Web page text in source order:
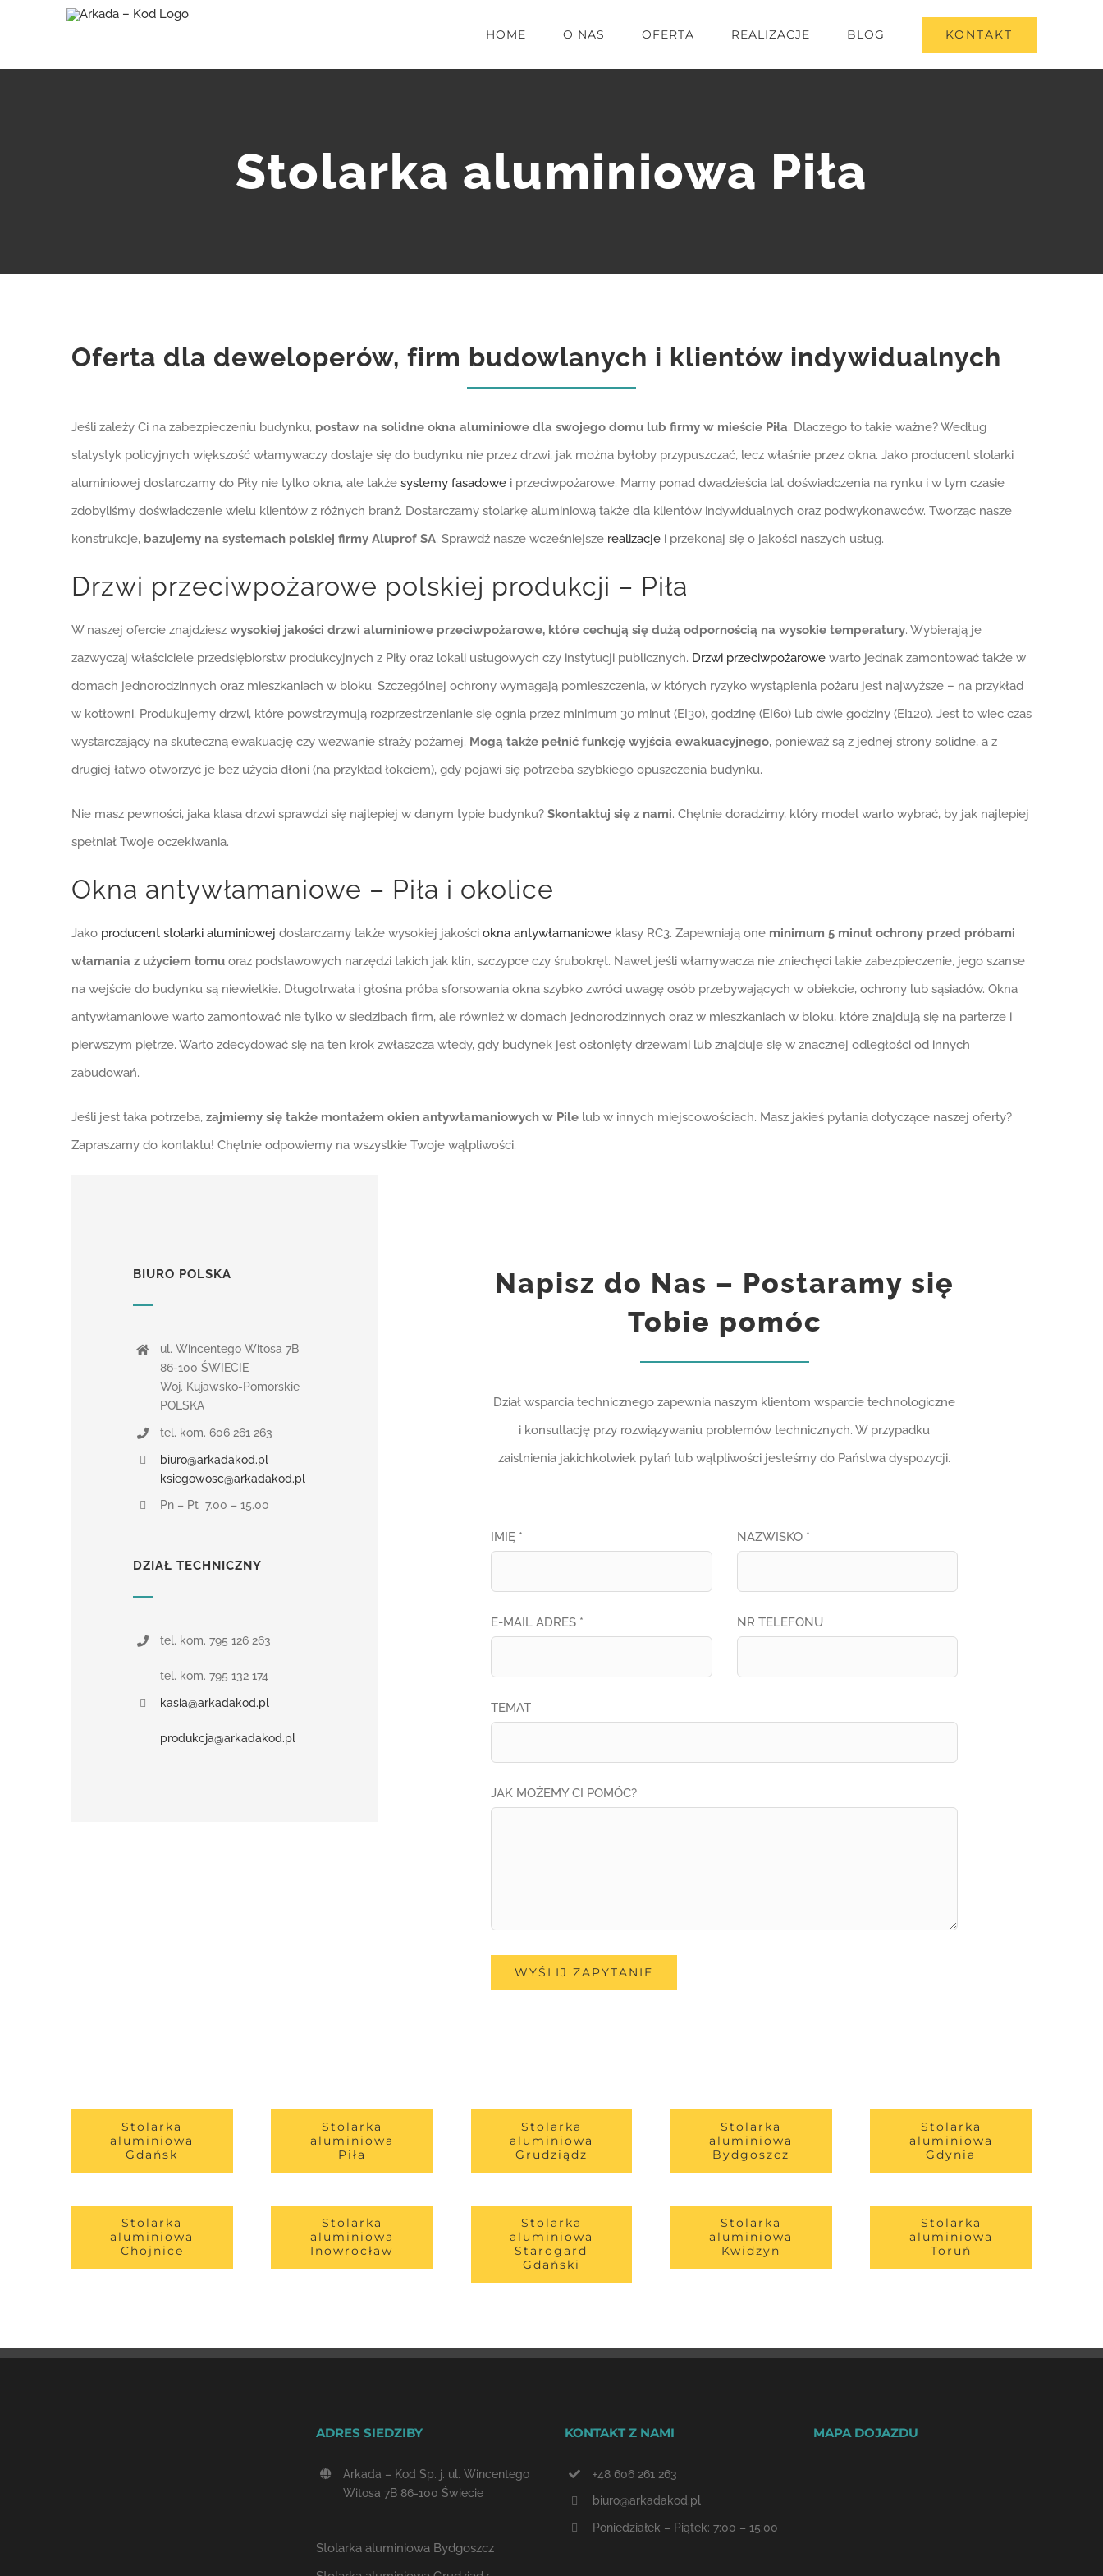
zawartości
HOME O NAS OFERTA REALIZACJE BLOG KONTAKT
Stolarka aluminiowa Piła
Oferta dla deweloperów, firm budowlanych i klientów indywidualnych
Jeśli zależy Ci na zabezpieczeniu budynku, postaw na solidne okna aluminiowe dla swojego domu lub firmy w mieście Piła. Dlaczego to takie ważne? Według
statystyk policyjnych większość włamywaczy dostaje się do budynku nie przez drzwi, jak można byłoby przypuszczać, lecz właśnie przez okna. Jako producent stolarki
aluminiowej dostarczamy do Piły nie tylko okna, ale także systemy fasadowei przeciwpożarowe. Mamy ponad dwadzieścia lat doświadczenia na rynku i w tym czasie
zdobyliśmy doświadczenie wielu klientów z różnych branż. Dostarczamy stolarkę aluminiową także dla klientów indywidualnych oraz podwykonawców. Tworząc nasze
konstrukcje, bazujemy na systemach polskiej firmy Aluprof SA. Sprawdź nasze wcześniejsze realizacjei przekonaj się o jakości naszych usług.
Drzwi przeciwpożarowe polskiej produkcji – Piła
W naszej ofercie znajdziesz wysokiej jakości drzwi aluminiowe przeciwpożarowe, które cechują się dużą odpornością na wysokie temperatury. Wybierają je
zazwyczaj właściciele przedsiębiorstw produkcyjnych z Piły oraz lokali usługowych czy instytucji publicznych. Drzwi przeciwpożarowewarto jednak zamontować także w
domach jednorodzinnych oraz mieszkaniach w bloku. Szczególnej ochrony wymagają pomieszczenia, w których ryzyko wystąpienia pożaru jest najwyższe – na przykład
w kotłowni. Produkujemy drzwi, które powstrzymują rozprzestrzenianie się ognia przez minimum 30 minut (EI30), godzinę (EI60) lub dwie godziny (EI120). Jest to wiec czas
wystarczający na skuteczną ewakuację czy wezwanie straży pożarnej. Mogą także pełnić funkcję wyjścia ewakuacyjnego, ponieważ są z jednej strony solidne, a z
drugiej łatwo otworzyć je bez użycia dłoni (na przykład łokciem), gdy pojawi się potrzeba szybkiego opuszczenia budynku.
Nie masz pewności, jaka klasa drzwi sprawdzi się najlepiej w danym typie budynku? Skontaktuj się z nami. Chętnie doradzimy, który model warto wybrać, by jak najlepiej
spełniał Twoje oczekiwania.
Okna antywłamaniowe – Piła i okolice
Jako producent stolarki aluminiowej dostarczamy także wysokiej jakości okna antywłamanioweklasy RC3. Zapewniają one minimum 5 minut ochrony przed próbami
włamania z użyciem łomuoraz podstawowych narzędzi takich jak klin, szczypce czy śrubokręt. Nawet jeśli włamywacza nie zniechęci takie zabezpieczenie, jego szanse
na wejście do budynku są niewielkie. Długotrwała i głośna próba sforsowania okna szybko zwróci uwagę osób przebywających w obiekcie, ochrony lub sąsiadów. Okna
antywłamaniowe warto zamontować nie tylko w siedzibach firm, ale również w domach jednorodzinnych oraz w mieszkaniach w bloku, które znajdują się na parterze i
pierwszym piętrze. Warto zdecydować się na ten krok zwłaszcza wtedy, gdy budynek jest osłonięty drzewami lub znajduje się w znacznej odległości od innych
zabudowań.
Jeśli jest taka potrzeba, zajmiemy się także montażem okien antywłamaniowych w Pilelub w innych miejscowościach. Masz jakieś pytania dotyczące naszej oferty?
Zapraszamy do kontaktu! Chętnie odpowiemy na wszystkie Twoje wątpliwości.
BIURO POLSKA
ul. Wincentego Witosa 7B
86-100 ŚWIECIE
Woj. Kujawsko-Pomorskie
POLSKA
tel. kom. 606 261 263
biuro@arkadakod.pl
ksiegowosc@arkadakod.pl
Pn – Pt 7.00 – 15.00
DZIAŁ TECHNICZNY
tel. kom. 795 126 263
tel. kom. 795 132 174
kasia@arkadakod.pl
produkcja@arkadakod.pl
Napisz do Nas – Postaramy się
Tobie pomóc
Dział wsparcia technicznego zapewnia naszym klientom wsparcie technologiczne
i konsultację przy rozwiązywaniu problemów technicznych. W przypadku
zaistnienia jakichkolwiek pytań lub wątpliwości jesteśmy do Państwa dyspozycji.
IMIĘ * NAZWISKO *
E-MAIL ADRES * NR TELEFONU
TEMAT
JAK MOŻEMY CI POMÓC?
Stolarka
aluminiowa
Gdańsk
Stolarka
aluminiowa
Piła
Stolarka
aluminiowa
Grudziądz
Stolarka
aluminiowa
Bydgoszcz
Stolarka
aluminiowa
Gdynia
Stolarka
aluminiowa
Chojnice
Stolarka
aluminiowa
Inowrocław
Stolarka
aluminiowa
Starogard
Gdański
Stolarka
aluminiowa
Kwidzyn
Stolarka
aluminiowa
Toruń
ADRES SIEDZIBY
Arkada – Kod Sp. j. ul. Wincentego
Witosa 7B 86-100 Świecie
Stolarka aluminiowa Bydgoszcz
KONTAKT Z NAMI
+48 606 261 263
biuro@arkadakod.pl
Poniedziałek – Piątek: 7:00 – 15:00
MAPA DOJAZDU